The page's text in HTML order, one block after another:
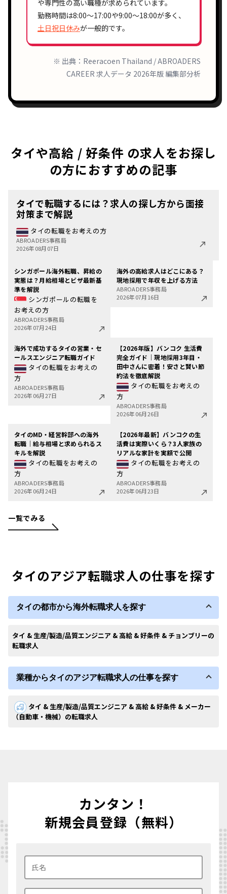
や専門性の高い職種が求められています。
勤務時間は8:00〜17:00や9:00〜18:00が多く、
土日祝日休みが一般的です。
※ 出典：Reeracoen Thailand / ABROADERS
CAREER 求人データ 2026年版 編集部分析
タイや高給 / 好条件 の求人をお探し
の方におすすめの記事
タイで転職するには？求人の探し方から面接
対策まで解説
タイの転職をお考えの方
ABROADERS事務局
2026年08月07日
シンガポール海外転職、昇給の
実態は？月給相場とビザ最新基
準を解説
シンガポールの転職を
お考えの方
ABROADERS事務局
2026年07月24日
海外の高給求人はどこにある？
現地採用で年収を上げる方法
ABROADERS事務局
2026年07月16日
海外で成功するタイの営業・セ
ールスエンジニア転職ガイド
タイの転職をお考えの
方
ABROADERS事務局
2026年06月27日
【2026年版】バンコク 生活費
完全ガイド｜現地採用3年目・
田中さんに密着！安さと賢い節
約法を徹底解説
タイの転職をお考えの
方
ABROADERS事務局
2026年06月26日
タイのMD・経営幹部への海外
転職｜給与相場と求められるス
キルを解説
タイの転職をお考えの
方
ABROADERS事務局
2026年06月24日
【2026年最新】バンコクの生
活費は実際いくら？3人家族の
リアルな家計を実額で公開
タイの転職をお考えの
方
ABROADERS事務局
2026年06月23日
一覧でみる
タイのアジア転職求人の仕事を探す
タイの都市から海外転職求人を探す
タイ & 生産/製造/品質エンジニア & 高給 & 好条件 & チョンブリーの
転職求人
業種からタイのアジア転職求人の仕事を探す
タイ & 生産/製造/品質エンジニア & 高給 & 好条件 & メーカー
（自動車・機械）の転職求人
カンタン！
新規会員登録（無料）